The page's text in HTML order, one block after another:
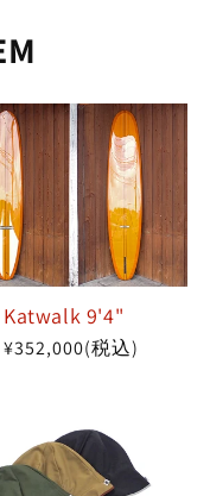
Katwalk 9'4"
通
¥352,000(税込)